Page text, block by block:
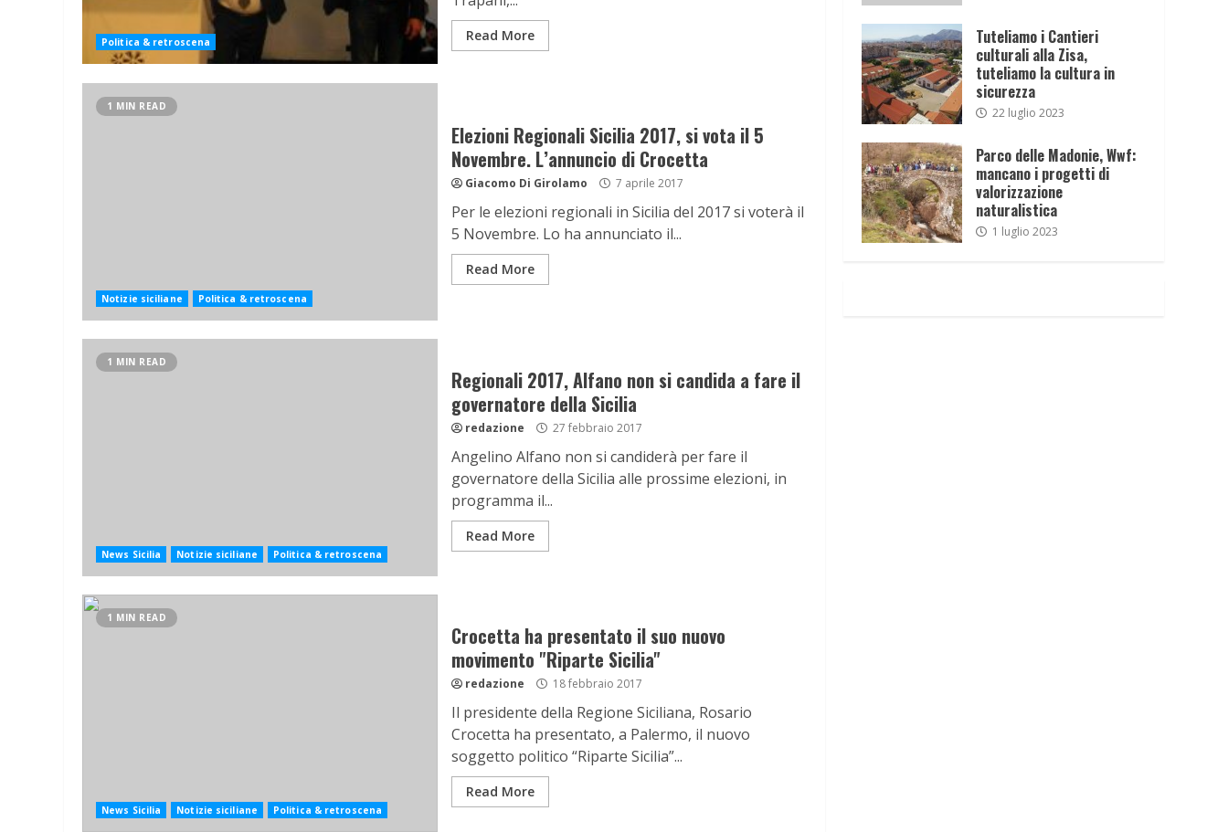
Politica & retroscena Read More
1 MIN READ
Notizie siciliane Politica & retroscena
Elezioni Regionali Sicilia 2017, si vota il 5
Novembre. L’annuncio di Crocetta
Giacomo Di Girolamo 7 aprile 2017
Per le elezioni regionali in Sicilia del 2017 si voterà il
5 Novembre. Lo ha annunciato il...
Read More
1 MIN READ
News Sicilia Notizie siciliane Politica & retroscena
Regionali 2017, Alfano non si candida a fare il
governatore della Sicilia
redazione 27 febbraio 2017
Angelino Alfano non si candiderà per fare il
governatore della Sicilia alle prossime elezioni, in
programma il...
Read More
1 MIN READ
News Sicilia Notizie siciliane Politica & retroscena
Crocetta ha presentato il suo nuovo
movimento "Riparte Sicilia"
redazione 18 febbraio 2017
Il presidente della Regione Siciliana, Rosario
Crocetta ha presentato, a Palermo, il nuovo
soggetto politico “Riparte Sicilia”...
Read More
Tuteliamo i Cantieri
culturali alla Zisa,
tuteliamo la cultura in
sicurezza
22 luglio 2023
Parco delle Madonie, Wwf:
mancano i progetti di
valorizzazione
naturalistica
1 luglio 2023